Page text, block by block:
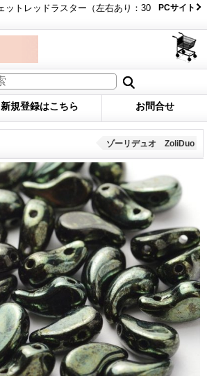
ットレッドラスター（左右あり：30
PCサイト
新規登録はこちら お問合せ
ゾーリデュオ ZoliDuo